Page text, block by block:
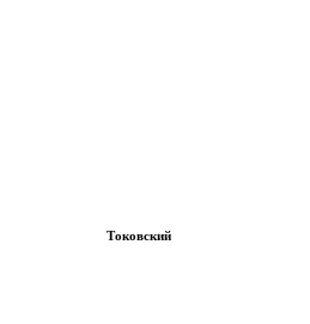
Токовский